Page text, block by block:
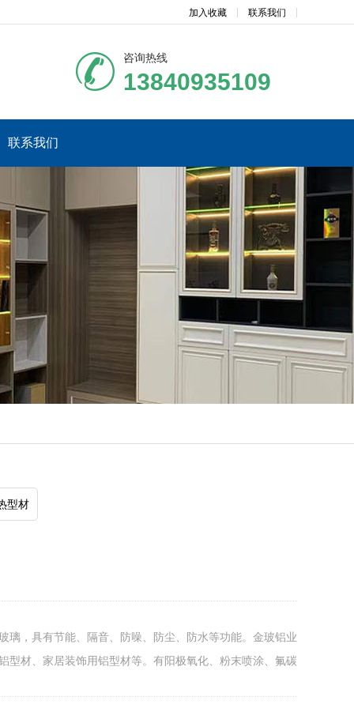
加入收藏 联系我们
咨询热线
13840935109
联系我们
型材
璃，具有节能、隔音、防噪、防尘、防水等功能。金玻铝业
型材、家居装饰用铝型材等。有阳极氧化、粉末喷涂、氟碳